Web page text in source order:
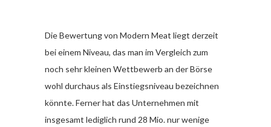
Die Bewertung von Modern Meat liegt derzeit
bei einem Niveau, das man im Vergleich zum
noch sehr kleinen Wettbewerb an der Börse
wohl durchaus als Einstiegsniveau bezeichnen
könnte. Ferner hat das Unternehmen mit
insgesamt lediglich rund 28 Mio. nur wenige